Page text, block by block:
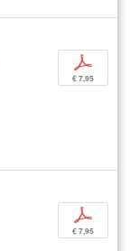
p
€ 7,95
p
€ 7,95